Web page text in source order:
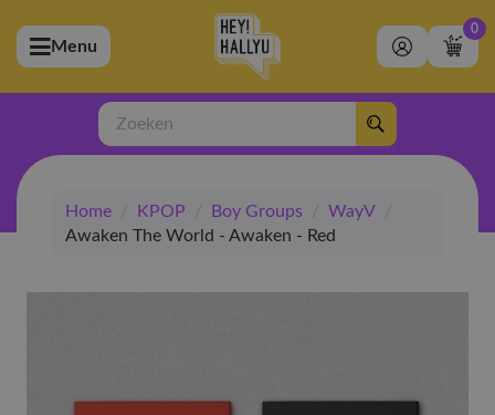
(Artiesten)
(Merchandise)
(Exclusive)
(Winkel)
Menu
0
Zoeken
Home / KPOP / Boy Groups / WayV
/
Awaken The World - Awaken - Red